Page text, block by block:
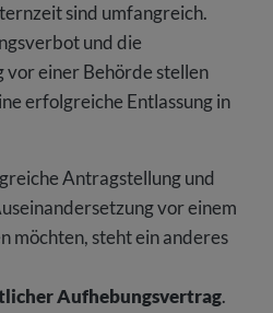
sind umfangreich.
und die
vor einer Behörde stellen
erfolgreiche Entlassung in
Antragstellung und
vor einem
möchten, steht ein anderes
Aufhebungsvertrag.